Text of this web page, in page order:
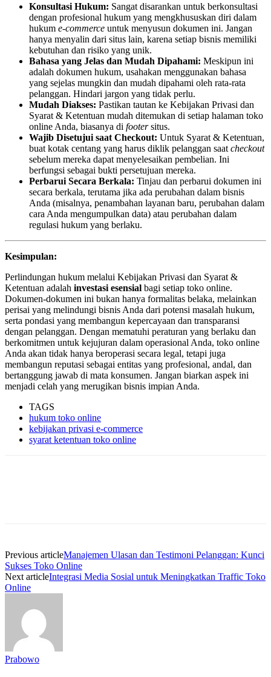
Konsultasi Hukum: Sangat disarankan untuk berkonsultasi
dengan profesional hukum yang mengkhususkan diri dalam
hukum e-commerce untuk menyusun dokumen ini. Jangan
hanya menyalin dari situs lain, karena setiap bisnis memiliki
kebutuhan dan risiko yang unik.
Bahasa yang Jelas dan Mudah Dipahami: Meskipun ini
adalah dokumen hukum, usahakan menggunakan bahasa
yang sejelas mungkin dan mudah dipahami oleh rata-rata
pelanggan. Hindari jargon yang tidak perlu.
Mudah Diakses: Pastikan tautan ke Kebijakan Privasi dan
Syarat & Ketentuan mudah ditemukan di setiap halaman toko
online Anda, biasanya di footersitus.
Wajib Disetujui saat Checkout: Untuk Syarat & Ketentuan,
buat kotak centang yang harus diklik pelanggan saat checkout
sebelum mereka dapat menyelesaikan pembelian. Ini
berfungsi sebagai bukti persetujuan mereka.
Perbarui Secara Berkala: Tinjau dan perbarui dokumen ini
secara berkala, terutama jika ada perubahan dalam bisnis
Anda (misalnya, penambahan layanan baru, perubahan dalam
cara Anda mengumpulkan data) atau perubahan dalam
regulasi hukum yang berlaku.
Kesimpulan:
Perlindungan hukum melalui Kebijakan Privasi dan Syarat &
Ketentuan adalah investasi esensial bagi setiap toko online.
Dokumen-dokumen ini bukan hanya formalitas belaka, melainkan
perisai yang melindungi bisnis Anda dari potensi masalah hukum,
serta pondasi yang membangun kepercayaan dan transparansi
dengan pelanggan. Dengan mematuhi peraturan yang berlaku dan
berkomitmen untuk kejujuran dalam operasional Anda, toko online
Anda akan tidak hanya beroperasi secara legal, tetapi juga
membangun reputasi sebagai entitas yang profesional, andal, dan
bertanggung jawab di mata konsumen. Jangan biarkan aspek ini
menjadi celah yang merugikan bisnis impian Anda.
TAGS
hukum toko online
kebijakan privasi e-commerce
syarat ketentuan toko online
Previous articleManajemen Ulasan dan Testimoni Pelanggan: Kunci
Sukses Toko Online
Next articleIntegrasi Media Sosial untuk Meningkatkan Traffic Toko
Online
Prabowo